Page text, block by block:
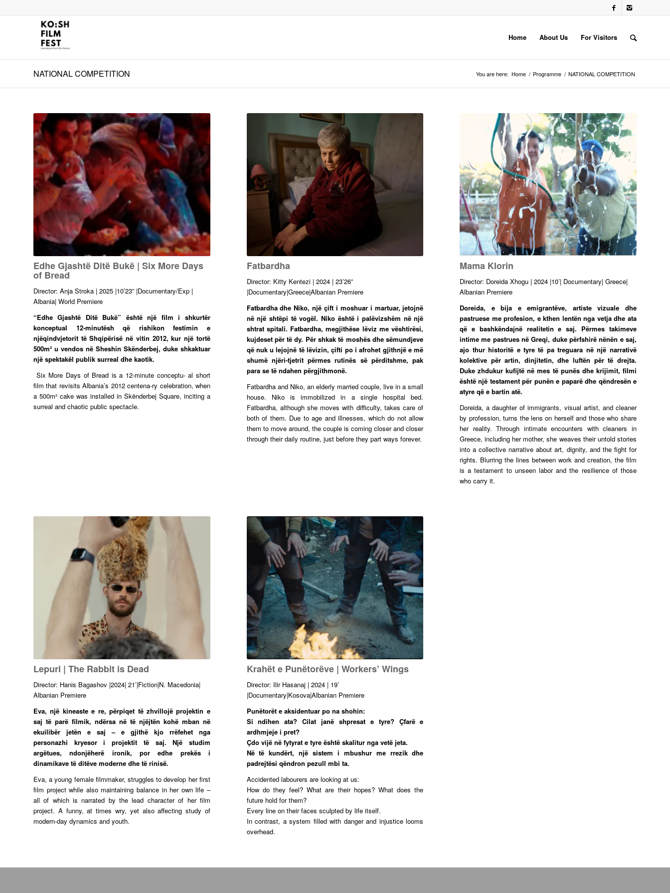
Home About Us For Visitors
NATIONAL COMPETITION You are here: Home / Programme / NATIONAL COMPETITION
Edhe Gjashtë Ditë Bukë | Six More Days
of Bread
Director: Anja Stroka | 2025 |10’23” |Documentary/Exp |
Albania| World Premiere
“Edhe Gjashtë Ditë Bukë” është një film i shkurtër
konceptual 12-minutësh që rishikon festimin e
njëqindvjetorit të Shqipërisë në vitin 2012, kur një tortë
500m² u vendos në Sheshin Skënderbej, duke shkaktuar
një spektakël publik surreal dhe kaotik.
Six More Days of Bread is a 12-minute conceptu- al short
film that revisits Albania’s 2012 centena-ry celebration, when
a 500m² cake was installed in Skënderbej Square, inciting a
surreal and chaotic public spectacle.
Fatbardha
Director: Kitty Kentezi | 2024 | 23’26”
|Documentary|Greece|Albanian Premiere
Fatbardha dhe Niko, një çift i moshuar i martuar, jetojnë
në një shtëpi të vogël. Niko është i palëvizshëm në një
shtrat spitali. Fatbardha, megjithëse lëviz me vështirësi,
kujdeset për të dy. Për shkak të moshës dhe sëmundjeve
që nuk u lejojnë të lëvizin, çifti po i afrohet gjithnjë e më
shumë njëri-tjetrit përmes rutinës së përditshme, pak
para se të ndahen përgjithmonë.
Fatbardha and Niko, an elderly married couple, live in a small
house. Niko is immobilized in a single hospital bed.
Fatbardha, although she moves with difficulty, takes care of
both of them. Due to age and illnesses, which do not allow
them to move around, the couple is coming closer and closer
through their daily routine, just before they part ways forever.
Mama Klorin
Director: Doreida Xhogu | 2024 |10’| Documentary| Greece|
Albanian Premiere
Doreida, e bija e emigrantëve, artiste vizuale dhe
pastruese me profesion, e kthen lentën nga vetja dhe ata
që e bashkëndajnë realitetin e saj. Përmes takimeve
intime me pastrues në Greqi, duke përfshirë nënën e saj,
ajo thur historitë e tyre të pa treguara në një narrativë
kolektive për artin, dinjitetin, dhe luftën për të drejta.
Duke zhdukur kufijtë në mes të punës dhe krijimit, filmi
është një testament për punën e paparë dhe qëndresën e
atyre që e bartin atë.
Doreida, a daughter of immigrants, visual artist, and cleaner
by profession, turns the lens on herself and those who share
her reality. Through intimate encounters with cleaners in
Greece, including her mother, she weaves their untold stories
into a collective narrative about art, dignity, and the fight for
rights. Blurring the lines between work and creation, the film
is a testament to unseen labor and the resilience of those
who carry it.
Lepuri | The Rabbit is Dead
Director: Hanis Bagashov |2024| 21’|Fiction|N. Macedonia|
Albanian Premiere
Eva, një kineaste e re, përpiqet të zhvillojë projektin e
saj të parë filmik, ndërsa në të njëjtën kohë mban në
ekuilibër jetën e saj – e gjithë kjo rrëfehet nga
personazhi kryesor i projektit të saj. Një studim
argëtues, ndonjëherë ironik, por edhe prekës i
dinamikave të ditëve moderne dhe të rinisë.
Eva, a young female filmmaker, struggles to develop her first
film project while also maintaining balance in her own life –
all of which is narrated by the lead character of her film
project. A funny, at times wry, yet also affecting study of
modern-day dynamics and youth.
Krahët e Punëtorëve | Workers’ Wings
Director: Ilir Hasanaj | 2024 | 19’
|Documentary|Kosova|Albanian Premiere
Punëtorët e aksidentuar po na shohin:
Si ndihen ata? Cilat janë shpresat e tyre? Çfarë e
ardhmjeje i pret?
Çdo vijë në fytyrat e tyre është skalitur nga vetë jeta.
Në të kundërt, një sistem i mbushur me rrezik dhe
padrejtësi qëndron pezull mbi ta.
Accidented labourers are looking at us:
How do they feel? What are their hopes? What does the
future hold for them?
Every line on their faces sculpted by life itself.
In contrast, a system filled with danger and injustice looms
overhead.